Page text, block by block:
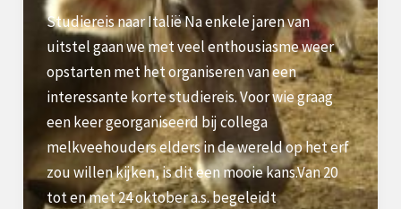
Studiereis naar Italië Na enkele jaren van
uitstel gaan we met veel enthousiasme weer
opstarten met het organiseren van een
interessante korte studiereis. Voor wie graag
een keer georganiseerd bij collega
melkveehouders elders in de wereld op het erf
zou willen kijken, is dit een mooie kans.Van 20
tot en met 24 oktober a.s. begeleidt